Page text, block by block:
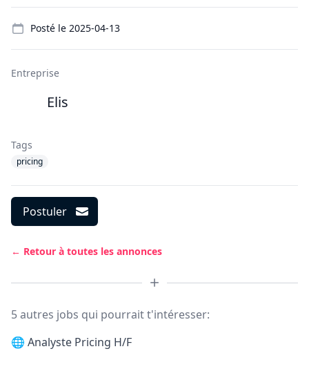
Posté le 2025-04-13
Entreprise
Elis
Tags
pricing
Postuler
← Retour à toutes les annonces
5 autres jobs qui pourrait t'intéresser:
🌐 Analyste Pricing H/F